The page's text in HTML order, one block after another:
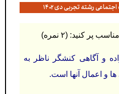
رشته تجربی دی ۱۴۰۲
: (۲ نمره)
و آگاهی كنشگر ناظر به
اعمال آنها است.